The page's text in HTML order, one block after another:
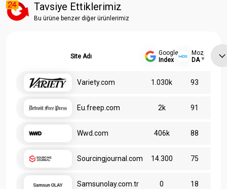
Tavsiye Ettiklerimiz
Bu ürüne benzer diğer ürünlerimiz
Site Adı
Google
Index
Moz
DA
Variety.com 1.030k 93
Eu.freep.com 2k 91
Wwd.com 406k 88
Sourcingjournal.com 14.300 75
Samsunolay.com.tr 0 18